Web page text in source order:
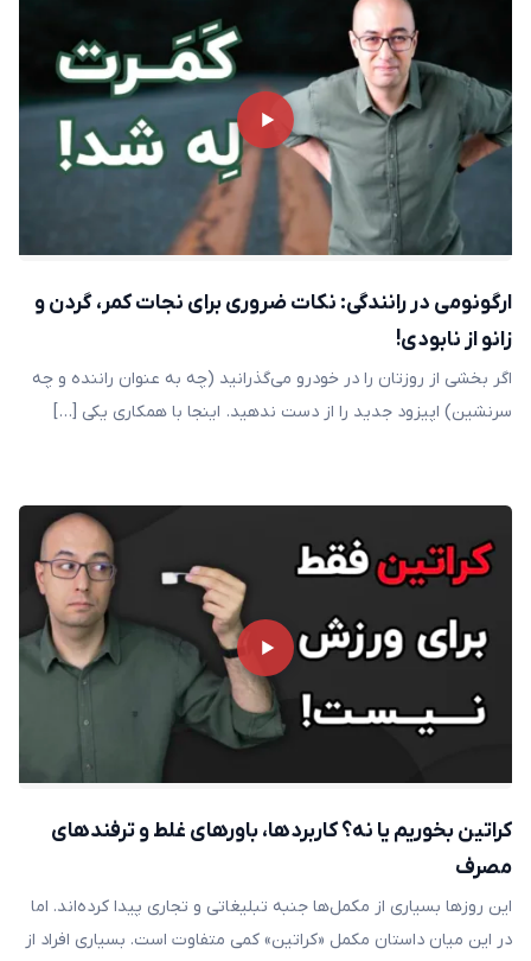
ارگونومی در رانندگی: نکات ضروری برای نجات کمر، گردن و
زانو از نابودی!
اگر بخشی از روزتان را در خودرو می‌گذرانید (چه به عنوان راننده و چه
سرنشین) اپیزود جدید را از دست ندهید. اینجا با همکاری یکی […]
کراتین بخوریم یا نه؟ کاربردها، باورهای غلط و ترفندهای
مصرف
این روزها بسیاری از مکمل‌ها جنبه تبلیغاتی و تجاری پیدا کرده‌اند. اما
در این میان داستان مکمل «کراتین» کمی متفاوت است. بسیاری افراد از